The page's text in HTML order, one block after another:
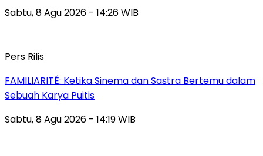
Sabtu, 8 Agu 2026 - 14:26 WIB
Pers Rilis
FAMILIARITÉ: Ketika Sinema dan Sastra Bertemu dalam
Sebuah Karya Puitis
Sabtu, 8 Agu 2026 - 14:19 WIB